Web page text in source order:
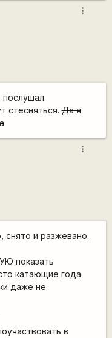
more_vert
стесняться.Да я
more_vert
снято и разжевано.
показать
катающие года
даже не
в